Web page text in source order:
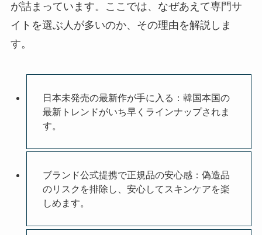
が詰まっています。ここでは、なぜあえて専門サ
イトを選ぶ人が多いのか、その理由を解説しま
す。
日本未発売の最新作が手に入る：韓国本国の
最新トレンドがいち早くラインナップされま
す。
ブランド公式提携で正規品の安心感：偽造品
のリスクを排除し、安心してスキンケアを楽
しめます。